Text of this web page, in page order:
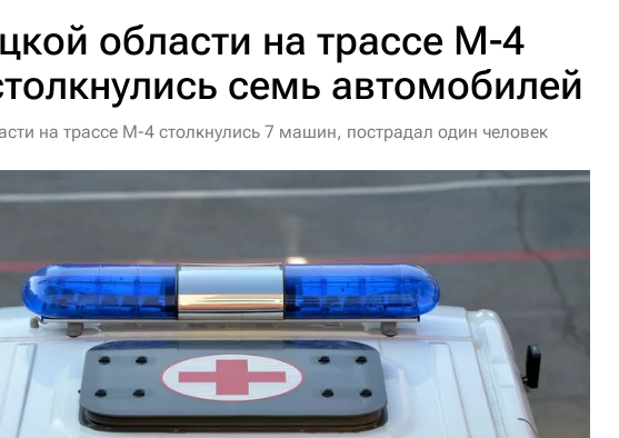
области на трассе М-4
семь автомобилей
на трассе М-4 столкнулись 7 машин, пострадал один человек